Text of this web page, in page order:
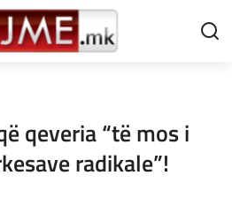
qeveria “të mos i
radikale”!